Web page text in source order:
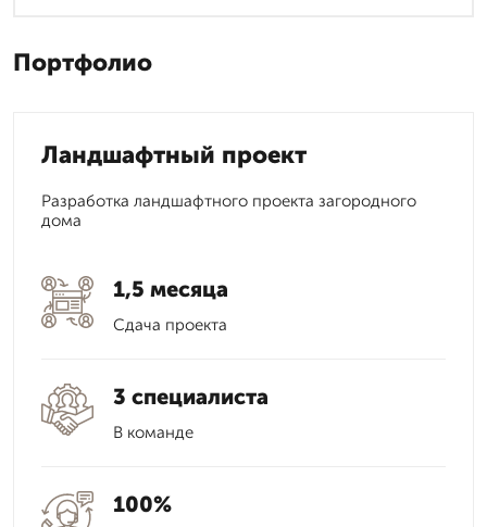
Портфолио
Ландшафтный проект
Разработка ландшафтного проекта загородного
дома
1,5 месяца
Сдача проекта
3 специалиста
В команде
100%